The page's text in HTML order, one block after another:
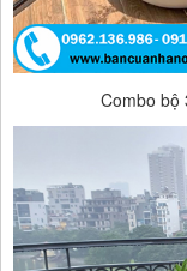
Combo bộ